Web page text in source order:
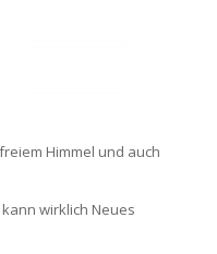
Himmel und auch
wirklich Neues